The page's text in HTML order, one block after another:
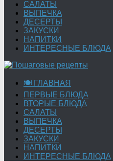
САЛАТЫ
ВЫПЕЧКА
ДЕСЕРТЫ
ЗАКУСКИ
НАПИТКИ
ИНТЕРЕСНЫЕ БЛЮДА
🍽 ГЛАВНАЯ
ПЕРВЫЕ БЛЮДА
ВТОРЫЕ БЛЮДА
САЛАТЫ
ВЫПЕЧКА
ДЕСЕРТЫ
ЗАКУСКИ
НАПИТКИ
ИНТЕРЕСНЫЕ БЛЮДА